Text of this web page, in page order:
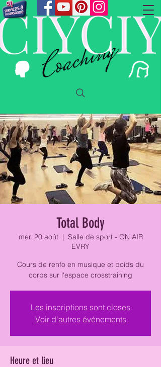
Total Body
mer. 20 août
  |
Salle de sport - ON AIR
EVRY
Cours de renfo en musique et poids du
corps sur l'espace crosstraining
Les inscriptions sont closes
Voir d'autres événements
Heure et lieu